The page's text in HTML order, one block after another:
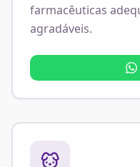
farmacêuticas
agradáveis.